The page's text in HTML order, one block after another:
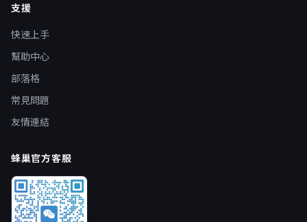
支援
快速上手
幫助中心
部落格
常見問題
友情連結
蜂巢官方客服